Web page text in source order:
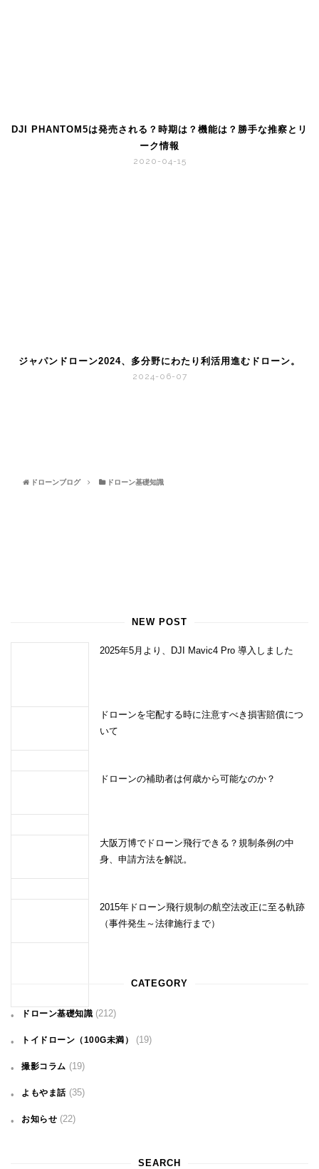
DJI PHANTOM5は発売される？時期は？機能は？勝手な推察とリ
ーク情報
2020-04-15
ジャパンドローン2024、多分野にわたり利活用進むドローン。
2024-06-07
ドローンブログ ドローン基礎知識
NEW POST
2025年5月より、DJI Mavic4 Pro 導入しました
ドローンを宅配する時に注意すべき損害賠償につ
いて
ドローンの補助者は何歳から可能なのか？
大阪万博でドローン飛行できる？規制条例の中
身、申請方法を解説。
2015年ドローン飛行規制の航空法改正に至る軌跡
（事件発生～法律施行まで）
CATEGORY
ドローン基礎知識 (212)
トイドローン（100G未満） (19)
撮影コラム (19)
よもやま話(35)
お知らせ (22)
SEARCH